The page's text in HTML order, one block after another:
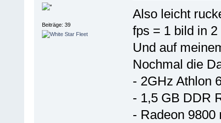
Beiträge: 39
Also leicht
fps = 1 bild in
Und auf
Nochmal die
- 2GHz Athlon
- 1,5 GB DDR
- Radeon